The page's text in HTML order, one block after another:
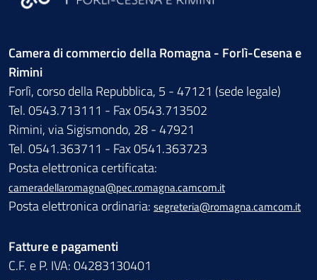
Camera di commercio della Romagna - Forlì-Cesena e
Rimini
Forlì, corso della Repubblica, 5 - 47121 (sede legale)
Tel. 0543.713111 - Fax 0543.713502
Rimini, via Sigismondo, 28 - 47921
Tel. 0541.363711 - Fax 0541.363723
Posta elettronica certificata:
cameradellaromagna@pec.romagna.camcom.it
Posta elettronica ordinaria: segreteria@romagna.camcom.it
Fatture e pagamenti
C.F. e P. IVA: 04283130401